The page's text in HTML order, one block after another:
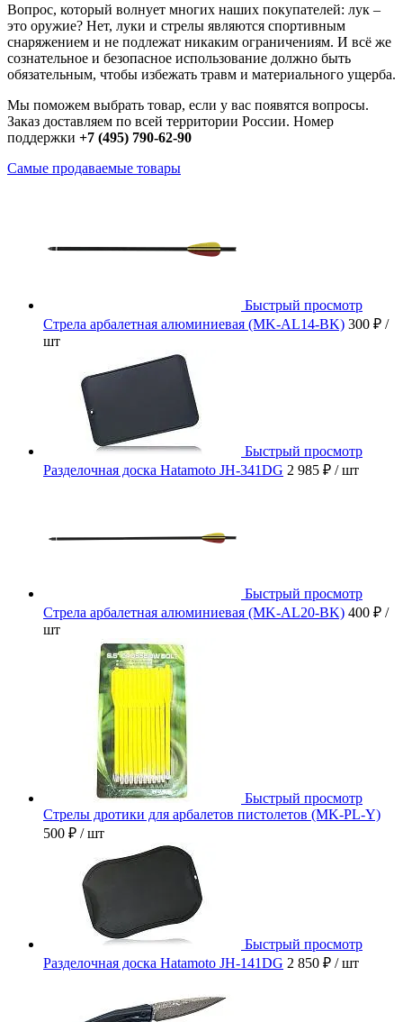
Вопрос, который волнует многих наших покупателей: лук –
это оружие? Нет, луки и стрелы являются спортивным
снаряжением и не подлежат никаким ограничениям. И всё же
сознательное и безопасное использование должно быть
обязательным, чтобы избежать травм и материального ущерба.
Мы поможем выбрать товар, если у вас появятся вопросы.
Заказ доставляем по всей территории России. Номер
поддержки +7 (495) 790-62-90
Самые продаваемые товары
Быстрый просмотр
Стрела арбалетная алюминиевая (MK-AL14-BK) 300 ₽ /
шт
Быстрый просмотр
Разделочная доска Hatamoto JH-341DG 2 985 ₽ / шт
Быстрый просмотр
Стрела арбалетная алюминиевая (MK-AL20-BK) 400 ₽ /
шт
Быстрый просмотр
Стрелы дротики для арбалетов пистолетов (MK-PL-Y)
500 ₽ / шт
Быстрый просмотр
Разделочная доска Hatamoto JH-141DG 2 850 ₽ / шт